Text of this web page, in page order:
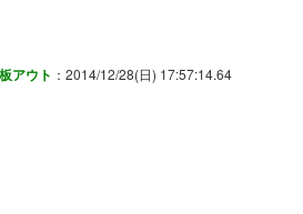
アウト ：2014/12/28(日) 17:57:14.64